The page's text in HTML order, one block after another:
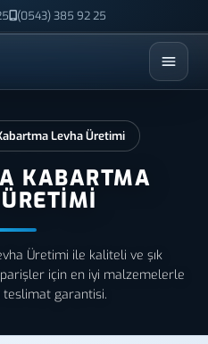
(0543) 385 92 25
ESC
Levha Üretimi
KABARTMA
Üretimi ile kaliteli ve şık
için en iyi malzemelerle
teslimat garantisi.